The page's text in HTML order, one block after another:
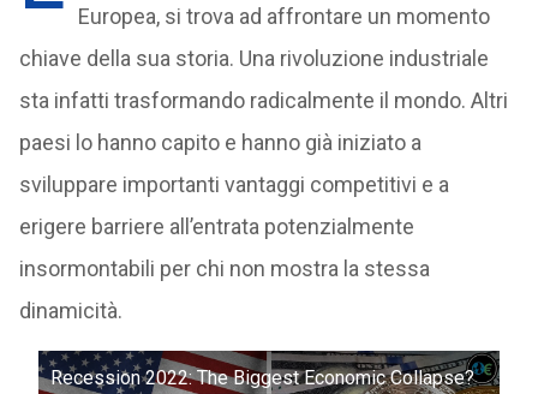
Europea, si trova ad affrontare un momento
chiave della sua storia. Una rivoluzione industriale
sta infatti trasformando radicalmente il mondo. Altri
paesi lo hanno capito e hanno già iniziato a
sviluppare importanti vantaggi competitivi e a
erigere barriere all’entrata potenzialmente
insormontabili per chi non mostra la stessa
dinamicità.
Recession 2022: The Biggest Economic Collapse?